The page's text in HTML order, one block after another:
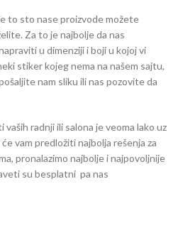
to sto nase proizvode možete
Za to je najbolje da nas
u dimenziji i boji u kojoj vi
stiker kojeg nema na našem sajtu,
nam sliku ili nas pozovite da
radnji ili salona je veoma lako uz
vam predložiti najbolja rešenja za
pronalazimo najbolje i najpovoljnije
su besplatni pa nas